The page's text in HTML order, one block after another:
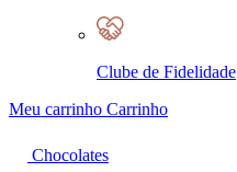
Clube de Fidelidade
Meu carrinho Carrinho
Chocolates